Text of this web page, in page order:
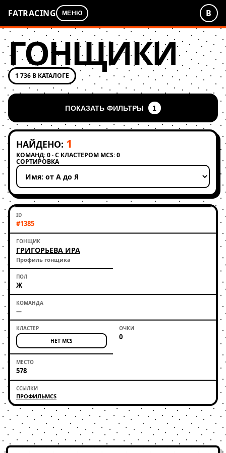
FATRACING МЕНЮ В
ГОНЩИКИ
1 736 В КАТАЛОГЕ
ПОКАЗАТЬ ФИЛЬТРЫ 1
НАЙДЕНО: 1
КОМАНД: 0 · С КЛАСТЕРОМ MCS: 0
СОРТИРОВКА
Применить сортировку
#1385
ГРИГОРЬЕВА ИРА
Профиль гонщика
Ж
—
НЕТ MCS 0
578
ПРОФИЛЬMCS